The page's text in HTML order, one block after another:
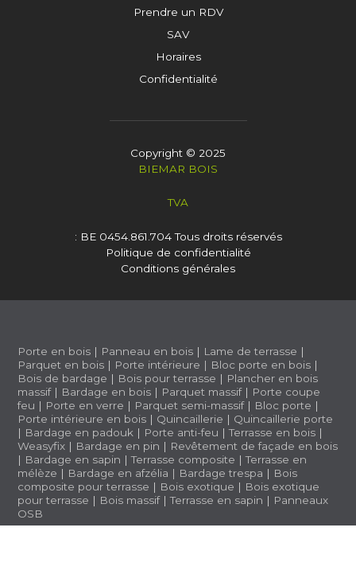
Prendre un RDV
SAV
Horaires
Confidentialité
Copyright © 2025
BIEMAR BOIS
TVA
: BE 0454.861.704Tous droits réservés
Politique de confidentialité
Conditions générales
Porte en bois | Panneau en bois | Lame de terrasse |
Parquet en bois | Porte intérieure | Bloc porte en bois |
Bois de bardage | Bois pour terrasse | Plancher en bois
massif| Bardage en bois | Parquet massif| Porte coupe
feu | Porte en verre | Parquet semi-massif| Bloc porte |
Porte intérieure en bois | Quincaillerie | Quincaillerie porte
| Bardage en padouk | Porte anti-feu |Terrasse en bois |
Weasyfix | Bardage en pin | Revêtement de façade en bois
| Bardage en sapin |Terrasse composite |Terrasse en
mélèze | Bardage en afzélia | Bardage trespa | Bois
composite pour terrasse | Bois exotique | Bois exotique
pour terrasse | Bois massif|Terrasse en sapin | Panneaux
OSB